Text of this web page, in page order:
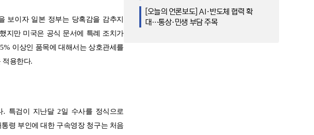
보이자 일본 정부는 당혹감을 감추지
지만 미국은 공식 문서에 특례 조치가
이상인 품목에 대해서는 상호관세를
적용한다.
. 특검이 지난달 2일 수사를 정식으로
통령 부인에 대한 구속영장 청구는 처음
[오늘의 언론보도] AI·반도체 협력 확
대…통상·민생 부담 주목